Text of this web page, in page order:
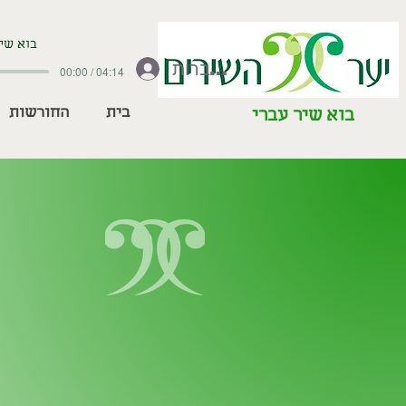
בוא
00:00 / 04:14
בית החורשות בוא שיר עברי
להתחברות